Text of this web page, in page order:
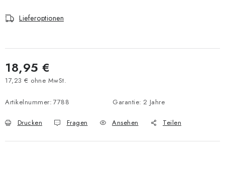
Lieferoptionen
18,95 €
17,23 € ohne MwSt.
Artikelnummer: 7788 Garantie: 2 Jahre
Drucken Fragen Ansehen Teilen